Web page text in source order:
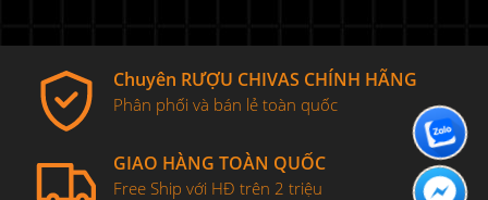
Chuyên RƯỢU CHIVAS CHÍNH HÃNG
Phân phối và bán lẻ toàn quốc
GIAO HÀNG TOÀN QUỐC
Free Ship với HĐ trên 2 triệu